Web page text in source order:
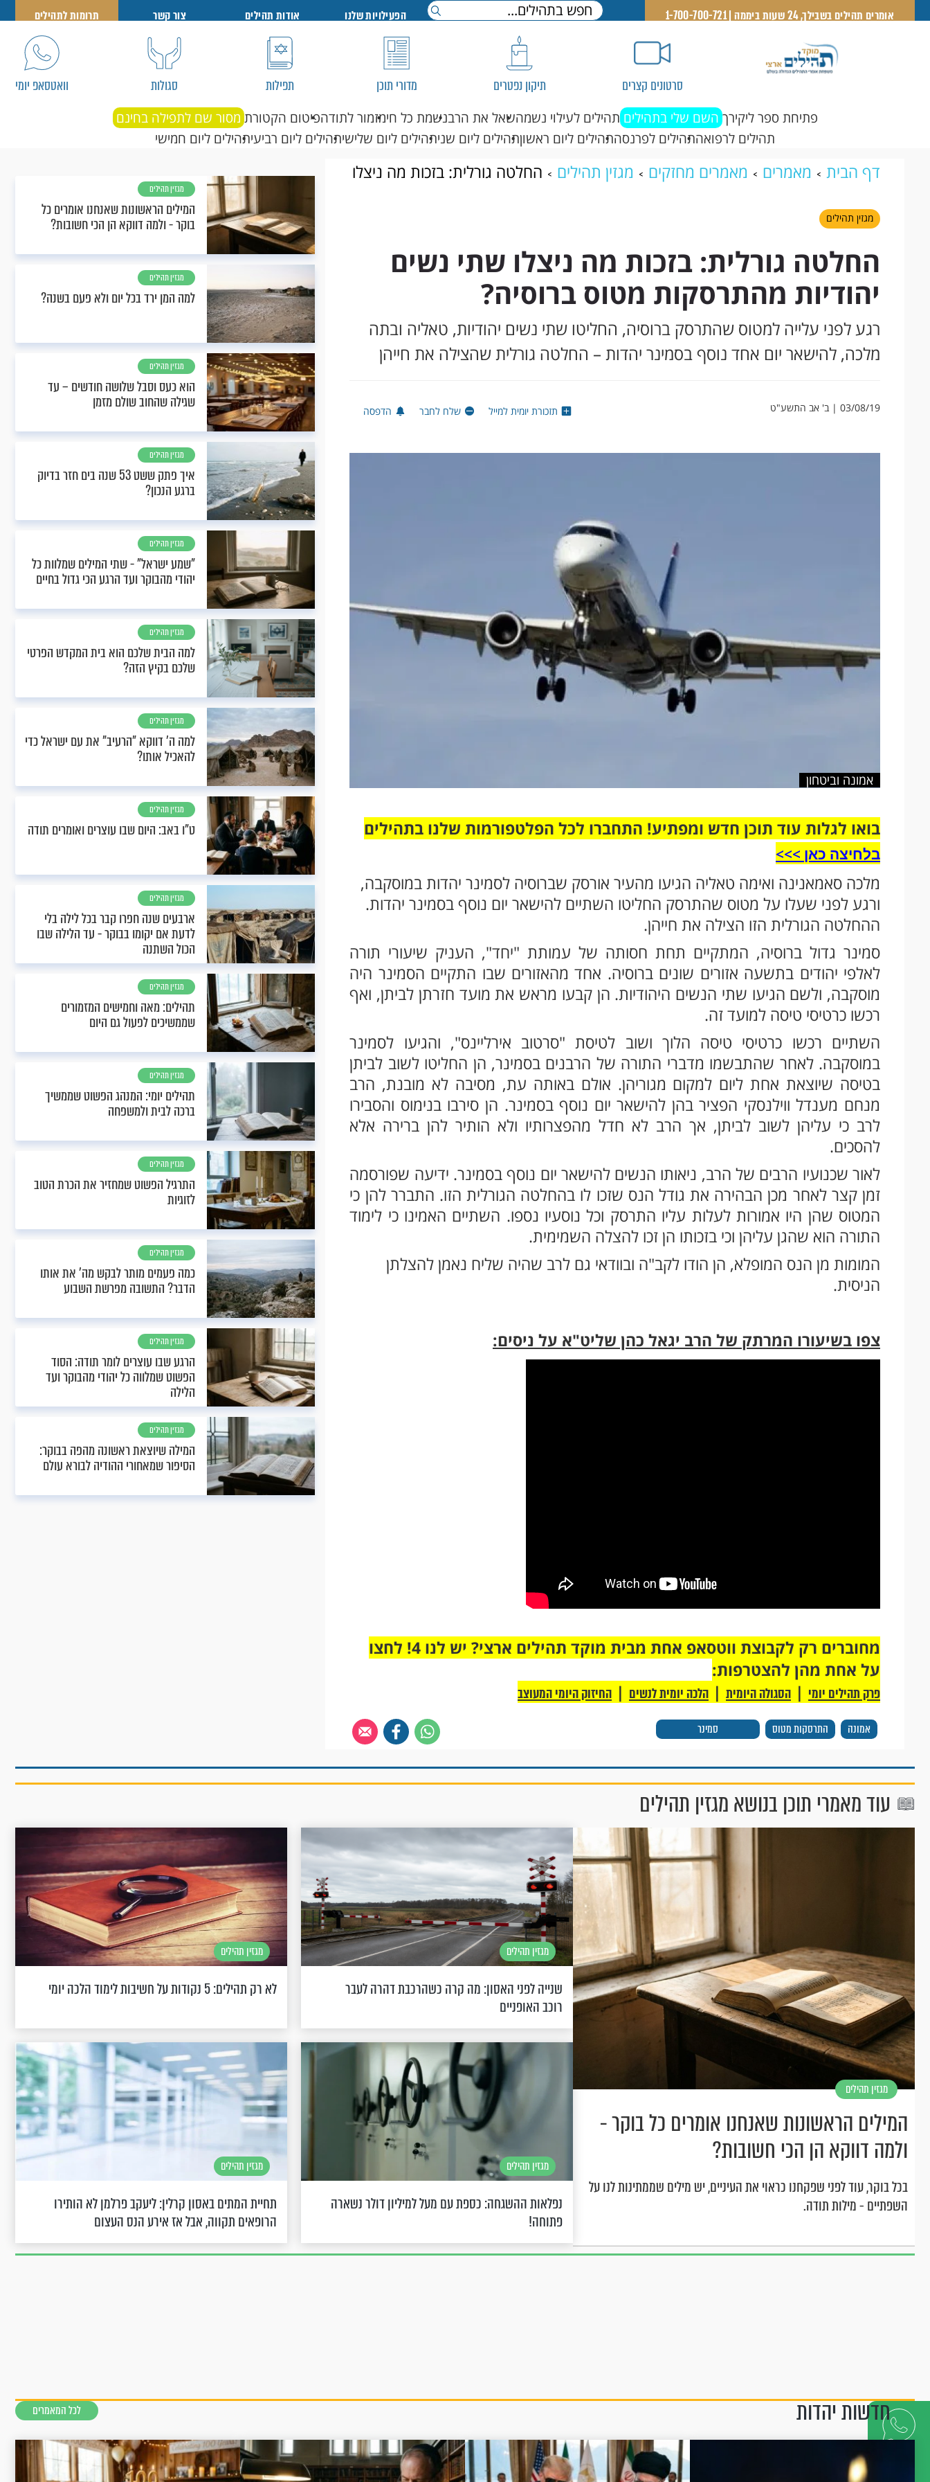
אומרים תהילים בשבילך, 24 שעות ביממה | 1-700-700-721 הפעילויות שלנו אודות תהילים צור קשר תרומות לתהילים
סרטונים קצרים תיקון נפטרים מדורי תוכן תפילות סגולות וואטסאפ יומי
פתיחת ספר ליקירך השם שלי בתהילים תהילים לעילוי נשמהשאל את הרבנשמת כל חימזמור לתודהפיטום הקטורת מסור שם לתפילה בחינם
תהילים לרפואהתהילים לפרנסהתהילים ליום ראשוןתהילים ליום שניתהילים ליום שלישיתהילים ליום רביעיתהילים ליום חמישי
דף הבית מאמרים מאמרים מחזקים מגזין תהילים
החלטה גורלית: בזכות מה ניצלו
שתי נשים יהודיות מהתרסקות מטוס ברוסיה?
מגזין תהילים
החלטה גורלית: בזכות מה ניצלו שתי נשים
יהודיות מהתרסקות מטוס ברוסיה?
רגע לפני עלייה למטוס שהתרסק ברוסיה, החליטו שתי נשים יהודיות, טאליה ובתה
מלכה, להישאר יום אחד נוסף בסמינר יהדות – החלטה גורלית שהצילה את חייהן
03/08/19 | ב' אב התשע"ט תזכורת יומית למייל שלח לחבר הדפסה
אמונה וביטחון
בואו לגלות עוד תוכן חדש ומפתיע! התחברו לכל הפלטפורמות שלנו בתהילים
בלחיצה כאן >>>​
מלכה סאמאנינה ואימה טאליה הגיעו מהעיר אורסק שברוסיה לסמינר יהדות במוסקבה,
ורגע לפני שעלו על מטוס שהתרסק החליטו השתיים להישאר יום נוסף בסמינר יהדות.
ההחלטה הגורלית הזו הצילה את חייהן.
סמינר גדול ברוסיה, המתקיים תחת חסותה של עמותת "יחד", העניק שיעורי תורה
לאלפי יהודים בתשעה אזורים שונים ברוסיה. אחד מהאזורים שבו התקיים הסמינר היה
מוסקבה, ולשם הגיעו שתי הנשים היהודיות. הן קבעו מראש את מועד חזרתן לביתן, ואף
רכשו כרטיסי טיסה למועד זה.
השתיים רכשו כרטיסי טיסה הלוך ושוב לטיסת "סרטוב אירליינס", והגיעו לסמינר
במוסקבה. לאחר שהתבשמו מדברי התורה של הרבנים בסמינר, הן החליטו לשוב לביתן
בטיסה שיוצאת אחת ליום למקום מגוריהן. אולם באותה עת, מסיבה לא מובנת, הרב
מנחם מענדל ווילנסקי הפציר בהן להישאר יום נוסף בסמינר. הן סירבו בנימוס והסבירו
לרב כי עליהן לשוב לביתן, אך הרב לא חדל מהפצרותיו ולא הותיר להן ברירה אלא
להסכים.
לאור שכנועיו הרבים של הרב, ניאותו הנשים להישאר יום נוסף בסמינר. ידיעה שפורסמה
זמן קצר לאחר מכן הבהירה את גודל הנס שזכו לו בהחלטה הגורלית הזו. התברר להן כי
המטוס שהן היו אמורות לעלות עליו התרסק וכל נוסעיו נספו. השתיים האמינו כי לימוד
התורה הוא שהגן עליהן וכי בזכותו הן זכו להצלה השמימית.
המומות מן הנס המופלא, הן הודו לקב"ה ובוודאי גם לרב שהיה שליח נאמן להצלתן
הניסית.
צפו בשיעורו המרתק של הרב יגאל כהן שליט"א על ניסים:
אמונה התרסקות מטוס סמינר
מחוברים רק לקבוצת ווטסאפ אחת מבית מוקד תהילים ארצי? יש לנו 4! לחצו
על אחת מהן להצטרפות:
פרק תהילים יומי | הסגולה היומית | הלכה יומית לנשים | החיזוק היומי המעוצב
מגזין תהילים
המילים הראשונות שאנחנו אומרים כל
בוקר - ולמה דווקא הן הכי חשובות?
מגזין תהילים
למה המן ירד בכל יום ולא פעם בשנה?
מגזין תהילים
הוא כעס וסבל שלושה חודשים – עד
שגילה שהחוב שולם מזמן
מגזין תהילים
איך פתק ששט 53 שנה בים חזר בדיוק
ברגע הנכון?
מגזין תהילים
"שמע ישראל" - שתי המילים שמלוות כל
יהודי מהבוקר ועד הרגע הכי גדול בחיים
מגזין תהילים
למה הבית שלכם הוא בית המקדש הפרטי
שלכם בקיץ הזה?
מגזין תהילים
למה ה' דווקא "הרעיב" את עם ישראל כדי
להאכיל אותו?
מגזין תהילים
ט"ו באב: היום שבו עוצרים ואומרים תודה
מגזין תהילים
ארבעים שנה חפרו קבר בכל לילה בלי
לדעת אם יקומו בבוקר - עד הלילה שבו
הכול השתנה
מגזין תהילים
תהילים: מאה וחמישים המזמורים
שממשיכים לפעול גם היום
מגזין תהילים
תהילים יומי: המנהג הפשוט שממשיך
ברכה לבית ולמשפחה
מגזין תהילים
התרגיל הפשוט שמחזיר את הכרת הטוב
לזוגיות
מגזין תהילים
כמה פעמים מותר לבקש מה' את אותו
הדבר? התשובה מפרשת השבוע
מגזין תהילים
הרגע שבו עוצרים לומר תודה: הסוד
הפשוט שמלווה כל יהודי מהבוקר ועד
הלילה
מגזין תהילים
המילה שיוצאת ראשונה מהפה בבוקר:
הסיפור שמאחורי ההודיה לבורא עולם
עוד מאמרי תוכן בנושא מגזין תהילים
מגזין תהילים
המילים הראשונות שאנחנו אומרים כל בוקר -
ולמה דווקא הן הכי חשובות?
בכל בוקר, עוד לפני שפקחנו כראוי את העיניים, יש מילים שממתינות לנו על
השפתיים - מילות תודה.
מגזין תהילים
שנייה לפני האסון: מה קרה כשהרכבת דהרה לעבר
רוכב האופניים
מגזין תהילים
לא רק תהילים: 5 נקודות על חשיבות לימוד הלכה יומי
מגזין תהילים
נפלאות ההשגחה: כספת עם מעל למיליון דולר נשארה
פתוחה!
מגזין תהילים
תחיית המתים באסון קרלין: ליעקב פרלמן לא הותירו
הרופאים תקווה, אבל אז אירע הנס העצום
חדשות יהדות לכל המאמרים